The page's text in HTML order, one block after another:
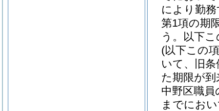
により勤
第1項の期
う。以下
(以下この
いて、旧
た期限が
中野区職
までにお